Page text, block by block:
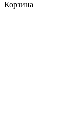
Корзина